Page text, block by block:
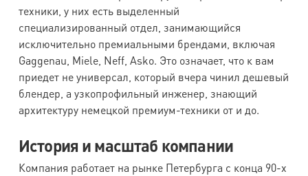
техники, у них есть выделенный
специализированный отдел, занимающийся
исключительно премиальными брендами, включая
Gaggenau, Miele, Neff, Asko. Это означает, что к вам
приедет не универсал, который вчера чинил дешевый
блендер, а узкопрофильный инженер, знающий
архитектуру немецкой премиум-техники от и до.
История и масштаб компании
Компания работает на рынке Петербурга с конца 90-х